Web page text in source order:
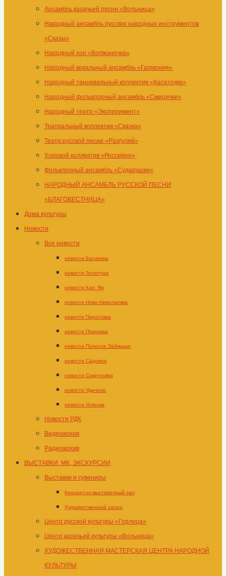
Ансамбль казачьей песни «Вольница»
Народный ансамбль русских народных инструментов
«Сказы»
Народный хор «Волжаночка»
Народный вокальный ансамбль «Гармония»
Народный танцевальный коллектив «Касаточка»
Народный фольклорный ансамбль «Смирички»
Народный театр «Эксперимент»
Театральный коллектив «Сказка»
Театр русской песни «Разгуляй»
Хоровой коллектив «Россияне»
Фольклорный ансамбль «Сударушки»
НАРОДНЫЙ АНСАМБЛЬ РУССКОЙ ПЕСНИ
«БЛАГОВЕСТНИЦА»
Дома культуры
Новости
Все новости
новости Батаевка
новости Золотуха
новости Кап. Яр
новости Ново-Николаевка
новости Пироговка
новости Покровка
новости Пологое Займище
новости Садовое
новости Сокрутовка
новости Удачное
новости Успенка
Новости РДК
Видеоархив
Радиоархив
ВЫСТАВКИ, МК, ЭКСКУРСИИ
Выставки и сувениры
Концертно-выставочный зал
Художественный салон
Центр русской культуры «Горлица»
Центр казачьей культуры «Вольница»
ХУДОЖЕСТВЕННАЯ МАСТЕРСКАЯ ЦЕНТРА НАРОДНОЙ
КУЛЬТУРЫ